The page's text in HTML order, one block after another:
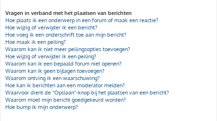
Vragen in verband met het plaatsen van berichten
Hoe plaats ik een onderwerp in een forum of maak een reactie?
Hoe wijzig of verwijder ik een bericht?
Hoe voeg ik een onderschrift toe aan mijn bericht?
Hoe maak ik een peiling?
Waarom kan ik niet meer peilingsopties toevoegen?
Hoe wijzig of verwijder ik een peiling?
Waarom kan ik een bepaald forum niet openen?
Waarom kan ik geen bijlagen toevoegen?
Waarom ontving ik een waarschuwing?
Hoe kan ik berichten aan een moderator melden?
Waarvoor dient de "Opslaan"-knop bij het plaatsen van een bericht?
Waarom moet mijn bericht goedgekeurd worden?
Hoe bump ik mijn onderwerp?